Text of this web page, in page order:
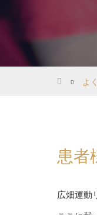
ホーム
よ
患者
広畑運動